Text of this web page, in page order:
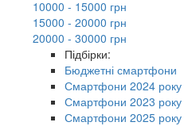
10000 - 15000 грн
15000 - 20000 грн
20000 - 30000 грн
Підбірки:
Бюджетні смартфони
Смартфони 2024 року
Смартфони 2023 року
Смартфони 2025 року